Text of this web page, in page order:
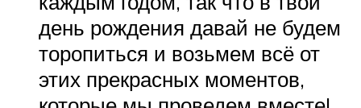
день рождения давай не будем
торопиться и возьмем всё от
этих прекрасных моментов,